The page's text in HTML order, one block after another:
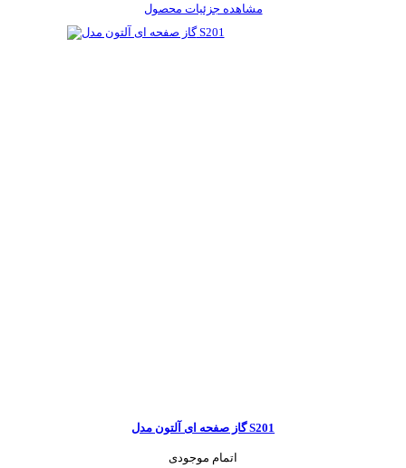
مشاهده جزئیات محصول
گاز صفحه ای آلتون مدل S201
اتمام موجودی